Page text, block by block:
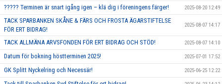
????? Terminen är snart igång igen – klä dig i föreningens färger! 2025-08-20 12:49
TACK SPARBANKEN SKÅNE & FÄRS OCH FROSTA ÄGARSTIFTELSE
FÖR ERT BIDRAG!
2025-08-07 14:17
TACK ALLMÄNA ARVSFONDEN FÖR ERT BIDRAG OCH STÖD! 2025-08-07 14:10
Datum för bokning höstterminen 2025! 2025-07-01 17:52
GK Splitt Nyckelring och Necessär! 2025-06-25 12:22